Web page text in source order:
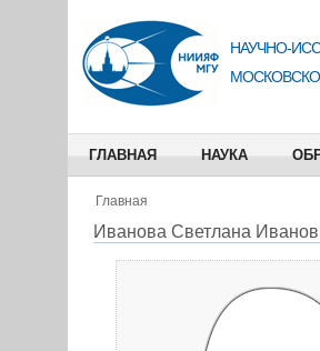
НАУЧНО-
ГЛАВНАЯ НАУКА
Главная
Иванова Светлана